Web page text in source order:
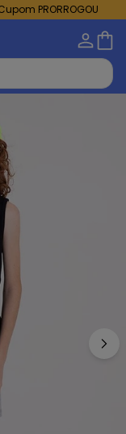
PRORROGOU